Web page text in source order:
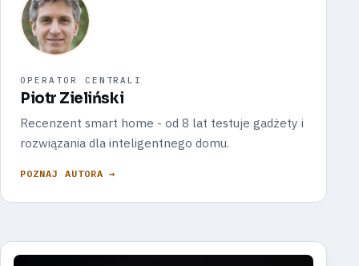
OPERATOR CENTRALI
Piotr Zieliński
Recenzent smart home - od 8 lat testuje gadżety i
rozwiązania dla inteligentnego domu.
POZNAJ AUTORA →